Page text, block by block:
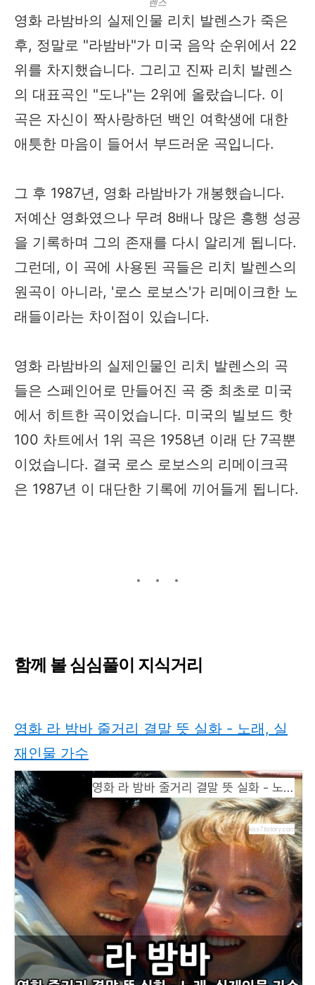
렌스
영화 라밤바의 실제인물 리치 발렌스가 죽은
후, 정말로 "라밤바"가 미국 음악 순위에서 22
위를 차지했습니다. 그리고 진짜 리치 발렌스
의 대표곡인 "도나"는 2위에 올랐습니다. 이
곡은 자신이 짝사랑하던 백인 여학생에 대한
애틋한 마음이 들어서 부드러운 곡입니다.
그 후 1987년, 영화 라밤바가 개봉했습니다.
저예산 영화였으나 무려 8배나 많은 흥행 성공
을 기록하며 그의 존재를 다시 알리게 됩니다.
그런데, 이 곡에 사용된 곡들은 리치 발렌스의
원곡이 아니라, '로스 로보스'가 리메이크한 노
래들이라는 차이점이 있습니다.
영화 라밤바의 실제인물인 리치 발렌스의 곡
들은 스페인어로 만들어진 곡 중 최초로 미국
에서 히트한 곡이었습니다. 미국의 빌보드 핫
100 차트에서 1위 곡은 1958년 이래 단 7곡뿐
이었습니다. 결국 로스 로보스의 리메이크곡
은 1987년 이 대단한 기록에 끼어들게 됩니다.
함께 볼 심심풀이 지식거리
영화 라 밤바 줄거리 결말 뜻 실화 - 노래, 실
재인물 가수
영화 라 밤바 줄거리 결말 뜻 실화 - 노래, 실재인물 가수
kiss7.tistory.com